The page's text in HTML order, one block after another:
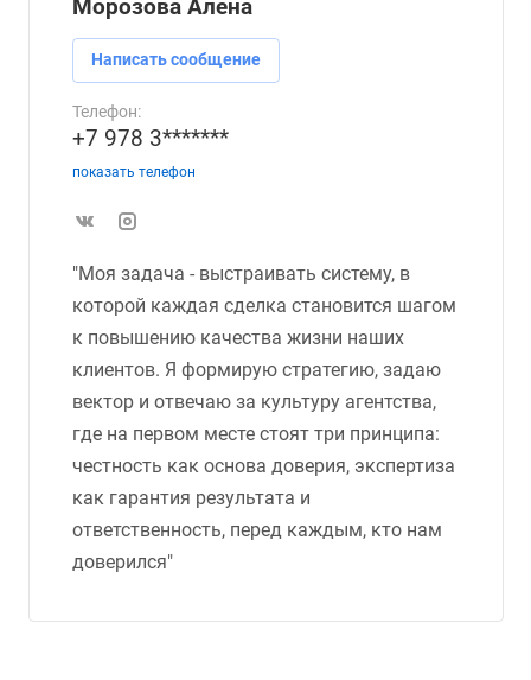
Морозова Алена
Написать сообщение
Телефон:
+7 978 3*******
показать телефон
"Моя задача - выстраивать систему, в
которой каждая сделка становится шагом
к повышению качества жизни наших
клиентов. Я формирую стратегию, задаю
вектор и отвечаю за культуру агентства,
где на первом месте стоят три принципа:
честность как основа доверия, экспертиза
как гарантия результата и
ответственность, перед каждым, кто нам
доверился"